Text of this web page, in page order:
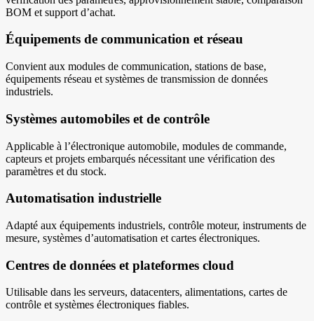
BOM et support d’achat.
Équipements de communication et réseau
Convient aux modules de communication, stations de base,
équipements réseau et systèmes de transmission de données
industriels.
Systèmes automobiles et de contrôle
Applicable à l’électronique automobile, modules de commande,
capteurs et projets embarqués nécessitant une vérification des
paramètres et du stock.
Automatisation industrielle
Adapté aux équipements industriels, contrôle moteur, instruments de
mesure, systèmes d’automatisation et cartes électroniques.
Centres de données et plateformes cloud
Utilisable dans les serveurs, datacenters, alimentations, cartes de
contrôle et systèmes électroniques fiables.